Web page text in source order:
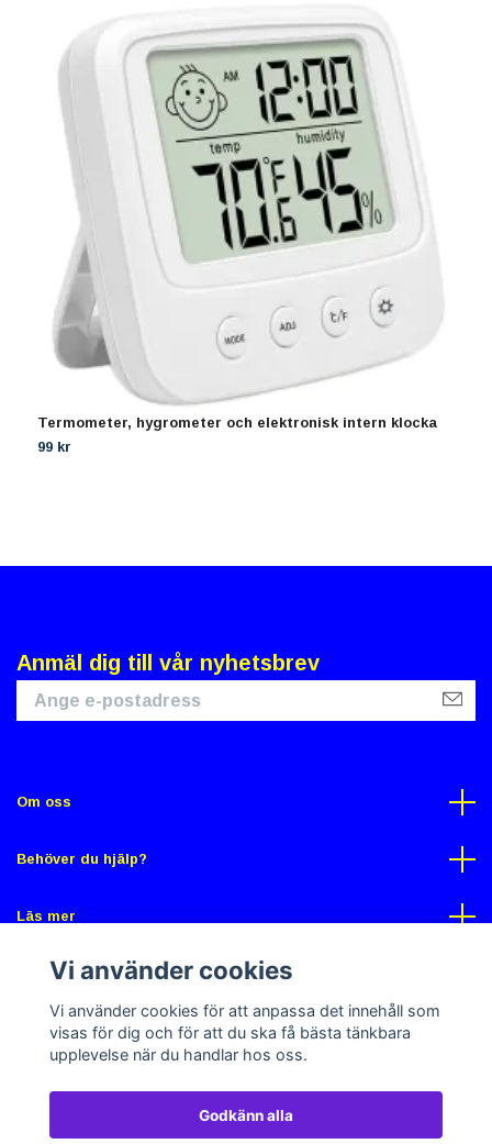
Termometer, hygrometer och elektronisk intern klocka
99 kr
Anmäl dig till vår nyhetsbrev
Om oss
Behöver du hjälp?
Läs mer
Sociala medier
Vi använder cookies
Vi använder cookies för att anpassa det innehåll som
visas för dig och för att du ska få bästa tänkbara
upplevelse när du handlar hos oss.
Godkänn alla